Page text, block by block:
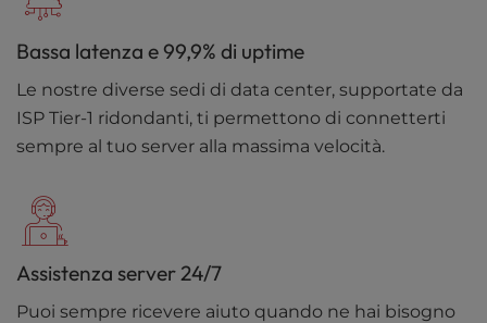
Bassa latenza e 99,9% di uptime
Le nostre diverse sedi di data center, supportate da
ISP Tier-1 ridondanti, ti permettono di connetterti
sempre al tuo server alla massima velocità.
Assistenza server 24/7
Puoi sempre ricevere aiuto quando ne hai bisogno